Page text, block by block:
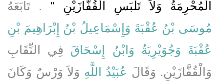
الْمُحْرِمَةُ وَلاَ تَلْبَسِ الْقُفَّازَيْنِ ‏"
‏‏.‏ تَابَعَهُ
مُوسَى بْنُ عُقْبَةَ وَإِسْمَاعِيلُ بْنُ إِبْرَاهِيمَ بْنِ
عُقْبَةَ وَجُوَيْرِيَةُ وَابْنُ إِسْحَاقَ فِي النِّقَابِ
وَالْقُفَّازَيْنِ‏.‏ وَقَالَ عُبَيْدُ اللَّهِ وَلاَ وَرْسٌ وَكَانَ